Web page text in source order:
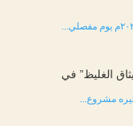
الغليظ” في
مشروع...